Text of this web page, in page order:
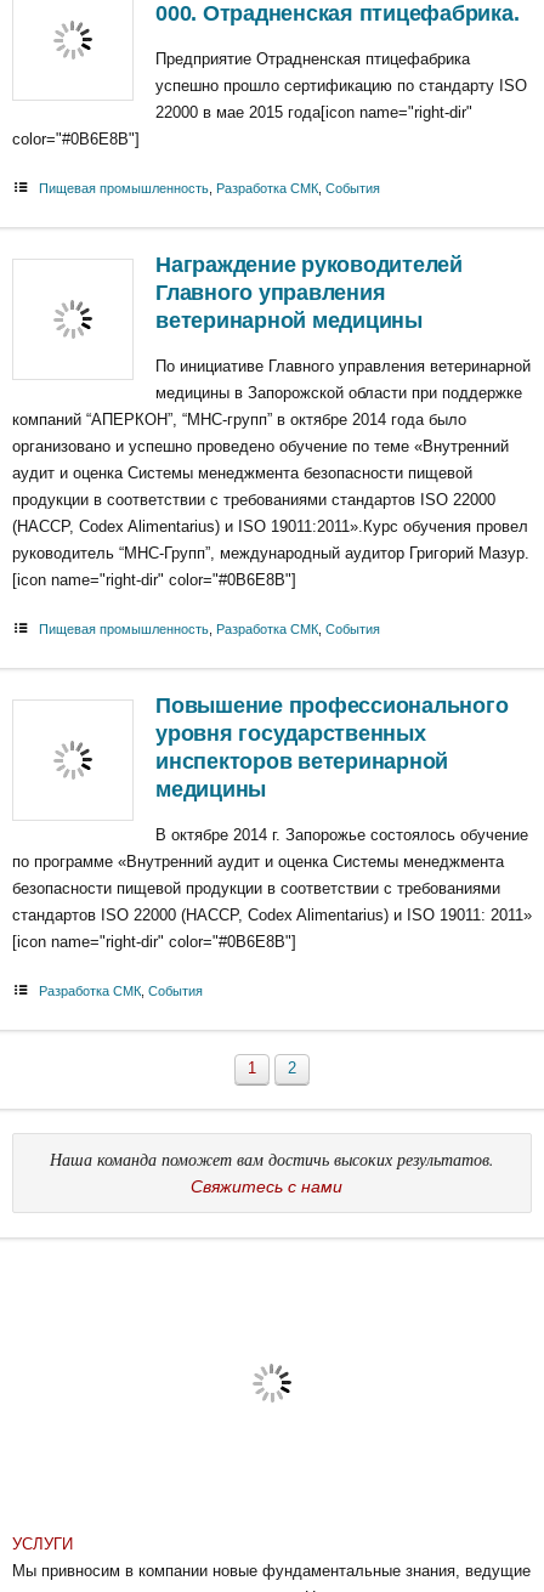
000. Отрадненская птицефабрика.
Предприятие Отрадненская птицефабрика
успешно прошло сертификацию по стандарту ISO
22000 в мае 2015 года[icon name="right-dir"
color="#0B6E8B"]
Пищевая промышленность, Разработка СМК, События
Награждение руководителей
Главного управления
ветеринарной медицины
По инициативе Главного управления ветеринарной
медицины в Запорожской области при поддержке
компаний “АПЕРКОН”, “МНС-групп” в октябре 2014 года было
организовано и успешно проведено обучение по теме «Внутренний
аудит и оценка Системы менеджмента безопасности пищевой
продукции в соответствии с требованиями стандартов ISO 22000
(HACCP, Codex Alimentarius) и ISO 19011:2011».Курс обучения провел
руководитель “МНС-Групп”, международный аудитор Григорий Мазур.
[icon name="right-dir" color="#0B6E8B"]
Пищевая промышленность, Разработка СМК, События
Повышение профессионального
уровня государственных
инспекторов ветеринарной
медицины
В октябре 2014 г. Запорожье состоялось обучение
по программе «Внутренний аудит и оценка Системы менеджмента
безопасности пищевой продукции в соответствии с требованиями
стандартов ISO 22000 (HACCP, Codex Alimentarius) и ISO 19011: 2011»
[icon name="right-dir" color="#0B6E8B"]
Разработка СМК, События
1 2
Наша команда поможет вам достичь высоких результатов.
Cвяжитесь с нами
УСЛУГИ
Мы привносим в компании новые фундаментальные знания, ведущие